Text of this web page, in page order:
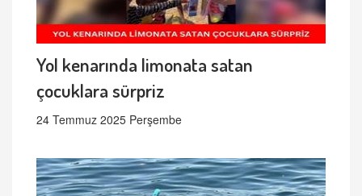
Yol kenarında limonata satan
çocuklara sürpriz
24 Temmuz 2025 Perşembe